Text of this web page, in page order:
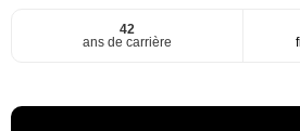
42
ans de carrière